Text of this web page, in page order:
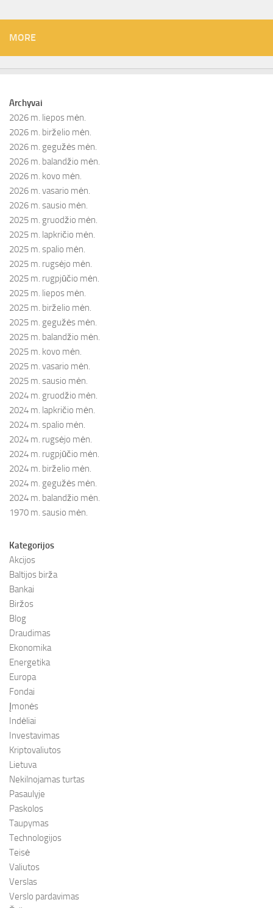
MORE
Archyvai
2026 m. liepos mėn.
2026 m. birželio mėn.
2026 m. gegužės mėn.
2026 m. balandžio mėn.
2026 m. kovo mėn.
2026 m. vasario mėn.
2026 m. sausio mėn.
2025 m. gruodžio mėn.
2025 m. lapkričio mėn.
2025 m. spalio mėn.
2025 m. rugsėjo mėn.
2025 m. rugpjūčio mėn.
2025 m. liepos mėn.
2025 m. birželio mėn.
2025 m. gegužės mėn.
2025 m. balandžio mėn.
2025 m. kovo mėn.
2025 m. vasario mėn.
2025 m. sausio mėn.
2024 m. gruodžio mėn.
2024 m. lapkričio mėn.
2024 m. spalio mėn.
2024 m. rugsėjo mėn.
2024 m. rugpjūčio mėn.
2024 m. birželio mėn.
2024 m. gegužės mėn.
2024 m. balandžio mėn.
1970 m. sausio mėn.
Kategorijos
Akcijos
Baltijos birža
Bankai
Biržos
Blog
Draudimas
Ekonomika
Energetika
Europa
Fondai
Įmonės
Indėliai
Investavimas
Kriptovaliutos
Lietuva
Nekilnojamas turtas
Pasaulyje
Paskolos
Taupymas
Technologijos
Teisė
Valiutos
Verslas
Verslo pardavimas